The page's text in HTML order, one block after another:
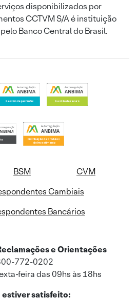
disponibilizados por
CCTVM S/A é instituição
Banco Central do Brasil.
BSM
CVM
Cambiais
Bancários
e Orientações
772-0202
feira das 09hs às 18hs
estiver satisfeito: